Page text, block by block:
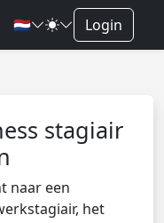
🇳🇱 Login
stagiair
naar een
het